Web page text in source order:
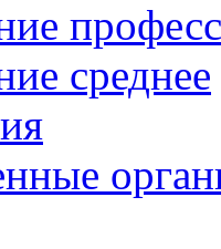
среднее